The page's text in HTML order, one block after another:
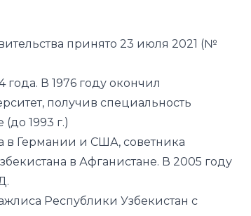
получив специальность
1993 г.)
Германии и США, советника
в Афганистане. В 2005 году
Республики Узбекистан с
в 2005 году. На все свои четыре
Узбекистана. Кроме того, на
комитетом верхней палаты